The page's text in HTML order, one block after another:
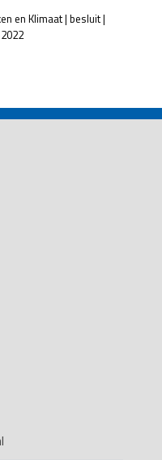
en Klimaat | besluit |